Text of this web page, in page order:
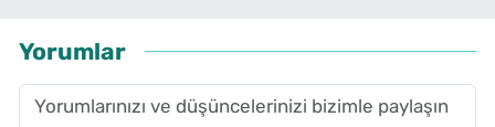
Yorumlar